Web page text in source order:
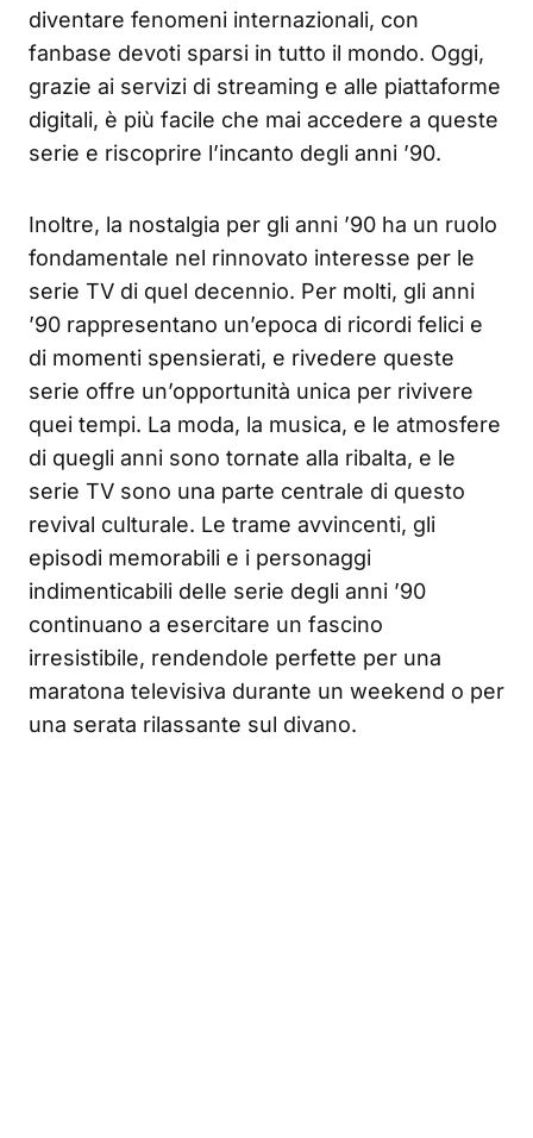
diventare fenomeni internazionali, con
fanbase devoti sparsi in tutto il mondo. Oggi,
grazie ai servizi di streaming e alle piattaforme
digitali, è più facile che mai accedere a queste
serie e riscoprire l’incanto degli anni ’90.
Inoltre, la nostalgia per gli anni ’90 ha un ruolo
fondamentale nel rinnovato interesse per le
serie TV di quel decennio. Per molti, gli anni
’90 rappresentano un’epoca di ricordi felici e
di momenti spensierati, e rivedere queste
serie offre un’opportunità unica per rivivere
quei tempi. La moda, la musica, e le atmosfere
di quegli anni sono tornate alla ribalta, e le
serie TV sono una parte centrale di questo
revival culturale. Le trame avvincenti, gli
episodi memorabili e i personaggi
indimenticabili delle serie degli anni ’90
continuano a esercitare un fascino
irresistibile, rendendole perfette per una
maratona televisiva durante un weekend o per
una serata rilassante sul divano.